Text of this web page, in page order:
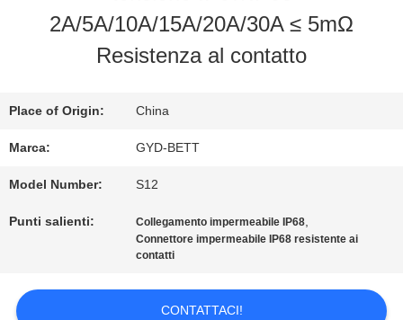
FABBRICA
DI
QUALITÀ
MAPPA
SITO
2A/5A/10A/15A/20A/30A ≤ 5mΩ
Resistenza al contatto
Place of Origin: China
Marca: GYD-BETT
Model Number: S12
Punti salienti: Collegamento impermeabile IP68,
Connettore impermeabile IP68 resistente ai
contatti
CONTATTACI!